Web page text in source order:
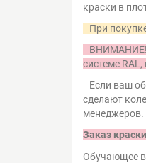
краски в
При
ВНИМАНИЕ!
системе
Если ваш
сделают
менеджеров.
Заказ
Обучающее